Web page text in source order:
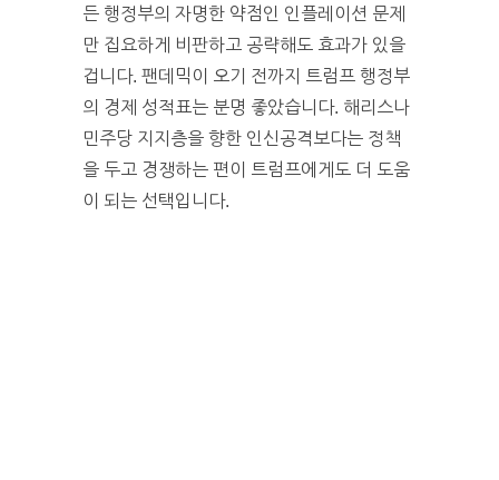
든 행정부의 자명한 약점인 인플레이션 문제
만 집요하게 비판하고 공략해도 효과가 있을
겁니다. 팬데믹이 오기 전까지 트럼프 행정부
의 경제 성적표는 분명 좋았습니다. 해리스나
민주당 지지층을 향한 인신공격보다는 정책
을 두고 경쟁하는 편이 트럼프에게도 더 도움
이 되는 선택입니다.